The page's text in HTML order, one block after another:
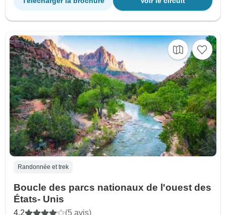
Randonnée et trek
Boucle des parcs nationaux de l'ouest des
États- Unis
4.2 (5 avis)